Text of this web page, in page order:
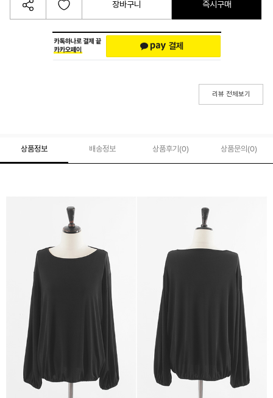
장바구니 즉시구매
리뷰 전체보기
상품정보 배송정보 상품후기(0) 상품문의 (0)